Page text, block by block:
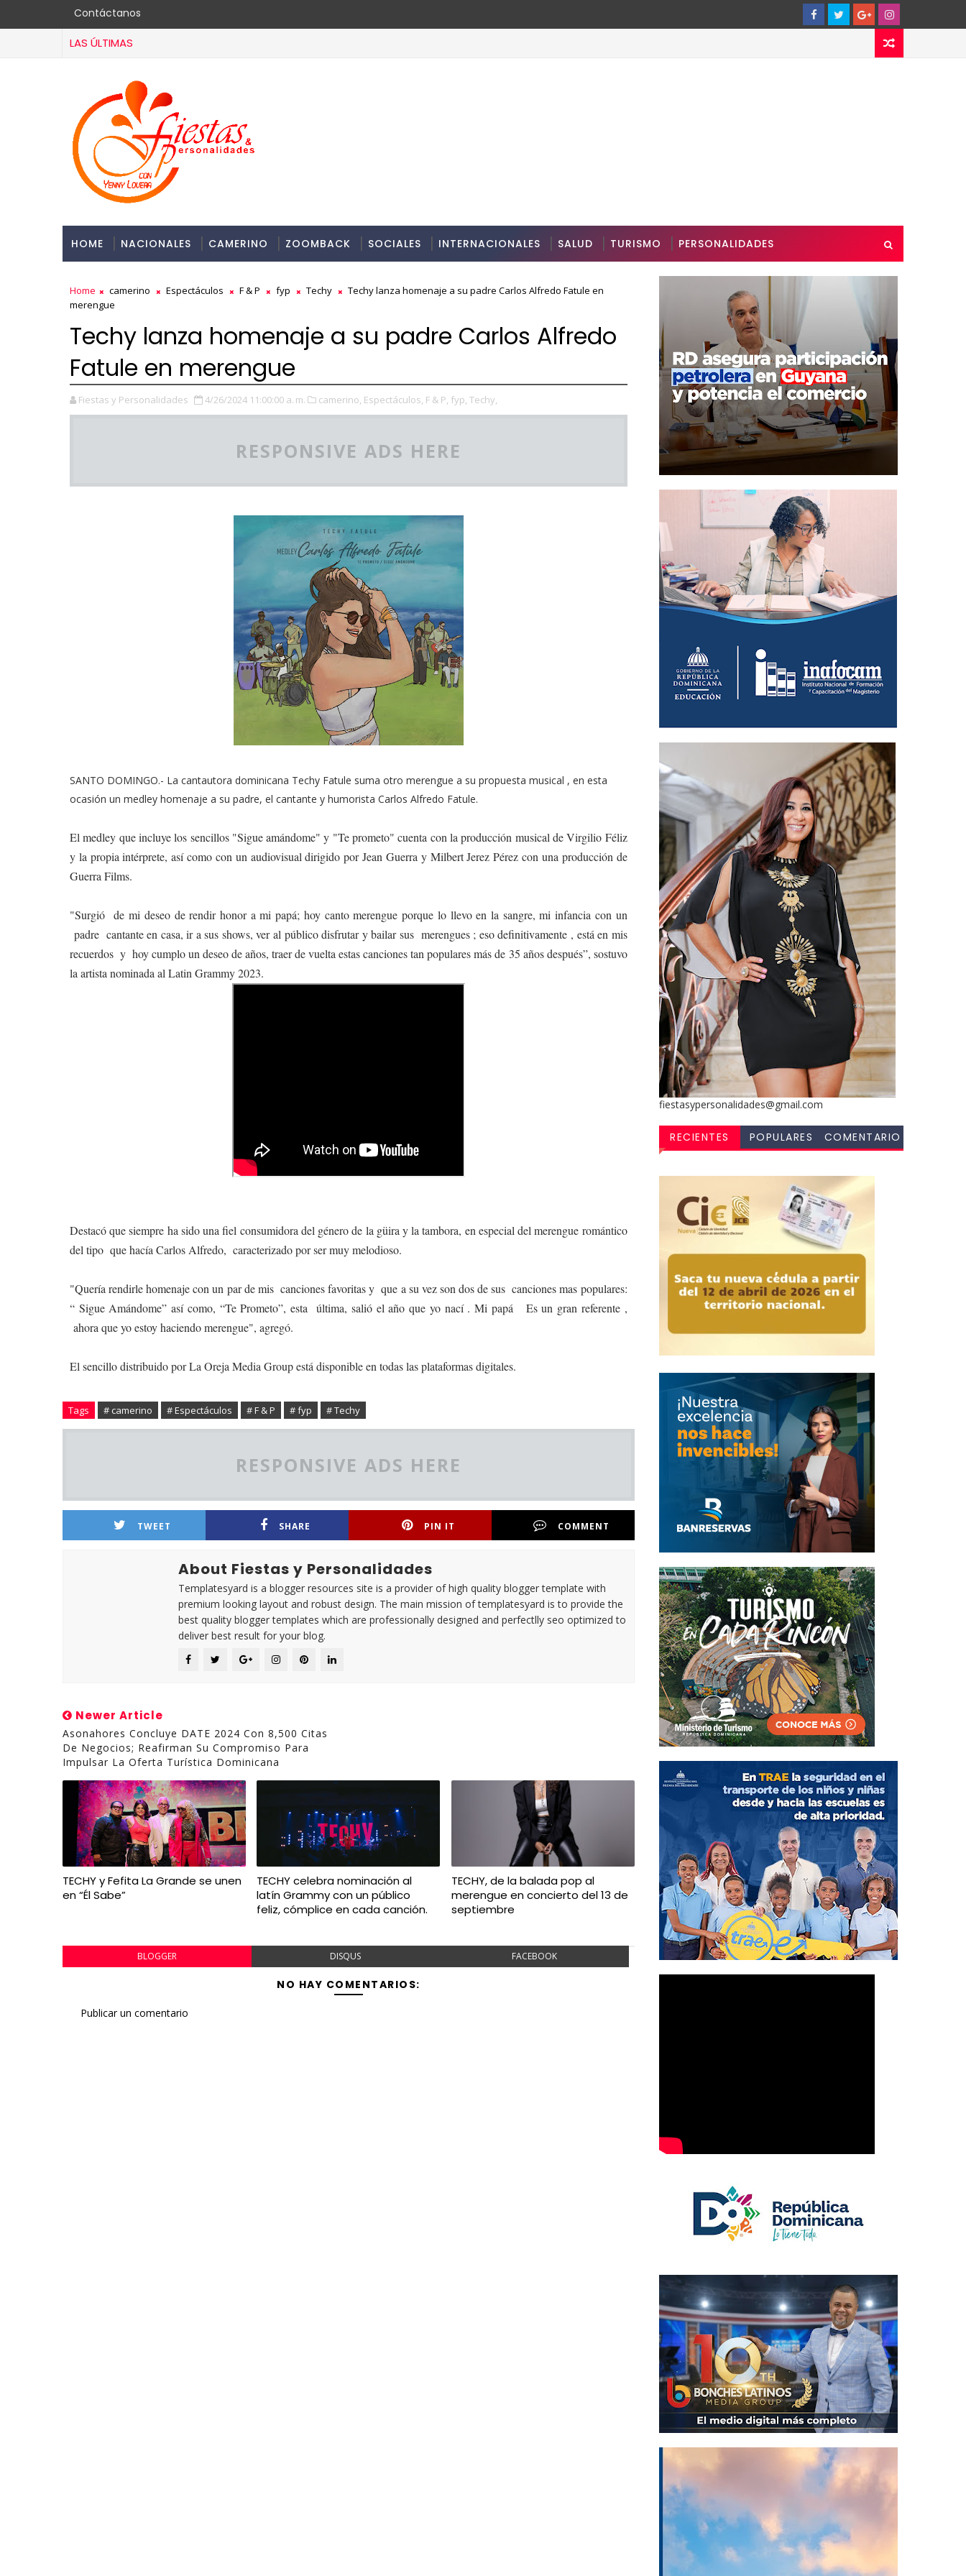
Contáctanos
LAS ÚLTIMAS
HOME NACIONALES CAMERINO ZOOMBACK SOCIALES INTERNACIONALES SALUD TURISMO PERSONALIDADES
Home camerino Espectáculos F & P fyp Techy
Techy lanza homenaje a su padre Carlos Alfredo Fatule en
merengue
Techy lanza homenaje a su padre Carlos Alfredo
Fatule en merengue
Fiestas y Personalidades 4/26/2024 11:00:00 a. m. camerino, Espectáculos, F & P, fyp, Techy,
RESPONSIVE ADS HERE
SANTO DOMINGO.- La cantautora dominicana Techy Fatule suma otro merengue a su propuesta musical , en esta
ocasión un medley homenaje a su padre, el cantante y humorista Carlos Alfredo Fatule.
El medley que incluye los sencillos "Sigue amándome" y "Te prometo" cuenta con la producción musical de Virgilio Féliz
y la propia intérprete, así como con un audiovisual dirigido por Jean Guerra y Milbert Jerez Pérez con una producción de
Guerra Films.
"Surgió de mi deseo de rendir honor a mi papá; hoy canto merengue porque lo llevo en la sangre, mi infancia con un
padre cantante en casa, ir a sus shows, ver al público disfrutar y bailar sus merengues ; eso definitivamente , está en mis
recuerdos y hoy cumplo un deseo de años, traer de vuelta estas canciones tan populares más de 35 años después”, sostuvo
la artista nominada al Latin Grammy 2023.
Destacó que siempre ha sido una fiel consumidora del género de la güira y la tambora, en especial del merengue romántico
del tipo que hacía Carlos Alfredo, caracterizado por ser muy melodioso.
"Quería rendirle homenaje con un par de mis canciones favoritas y que a su vez son dos de sus canciones mas populares:
“ Sigue Amándome” así como, “Te Prometo”, esta última, salió el año que yo nací . Mi papá Es un gran referente ,
ahora que yo estoy haciendo merengue", agregó.
El sencillo distribuido por La Oreja Media Group está disponible en todas las plataformas digitales.
Tags # camerino # Espectáculos # F & P # fyp # Techy
RESPONSIVE ADS HERE
TWEET SHARE PIN IT COMMENT
About Fiestas y Personalidades
Templatesyard is a blogger resources site is a provider of high quality blogger template with
premium looking layout and robust design. The main mission of templatesyard is to provide the
best quality blogger templates which are professionally designed and perfectlly seo optimized to
deliver best result for your blog.
Newer Article
Asonahores Concluye DATE 2024 Con 8,500 Citas
De Negocios; Reafirman Su Compromiso Para
Impulsar La Oferta Turística Dominicana
TECHY y Fefita La Grande se unen
en “Él Sabe”
TECHY celebra nominación al
latín Grammy con un público
feliz, cómplice en cada canción.
TECHY, de la balada pop al
merengue en concierto del 13 de
septiembre
BLOGGER DISQUS FACEBOOK
NO HAY COMENTARIOS:
Publicar un comentario
fiestasypersonalidades@gmail.com
RECIENTES POPULARES
COMENTARIO